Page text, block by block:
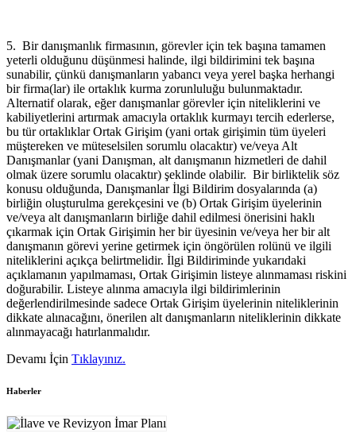
5. Bir danışmanlık firmasının, görevler için tek başına tamamen
yeterli olduğunu düşünmesi halinde, ilgi bildirimini tek başına
sunabilir, çünkü danışmanların yabancı veya yerel başka herhangi
bir firma(lar) ile ortaklık kurma zorunluluğu bulunmaktadır.
Alternatif olarak, eğer danışmanlar görevler için niteliklerini ve
kabiliyetlerini artırmak amacıyla ortaklık kurmayı tercih ederlerse,
bu tür ortaklıklar Ortak Girişim (yani ortak girişimin tüm üyeleri
müştereken ve müteselsilen sorumlu olacaktır) ve/veya Alt
Danışmanlar (yani Danışman, alt danışmanın hizmetleri de dahil
olmak üzere sorumlu olacaktır) şeklinde olabilir. Bir birliktelik söz
konusu olduğunda, Danışmanlar İlgi Bildirim dosyalarında (a)
birliğin oluşturulma gerekçesini ve (b) Ortak Girişim üyelerinin
ve/veya alt danışmanların birliğe dahil edilmesi önerisini haklı
çıkarmak için Ortak Girişimin her bir üyesinin ve/veya her bir alt
danışmanın görevi yerine getirmek için öngörülen rolünü ve ilgili
niteliklerini açıkça belirtmelidir. İlgi Bildiriminde yukarıdaki
açıklamanın yapılmaması, Ortak Girişimin listeye alınmaması riskini
doğurabilir. Listeye alınma amacıyla ilgi bildirimlerinin
değerlendirilmesinde sadece Ortak Girişim üyelerinin niteliklerinin
dikkate alınacağını, önerilen alt danışmanların niteliklerinin dikkate
alınmayacağı hatırlanmalıdır.
Devamı İçin Tıklayınız.
Haberler